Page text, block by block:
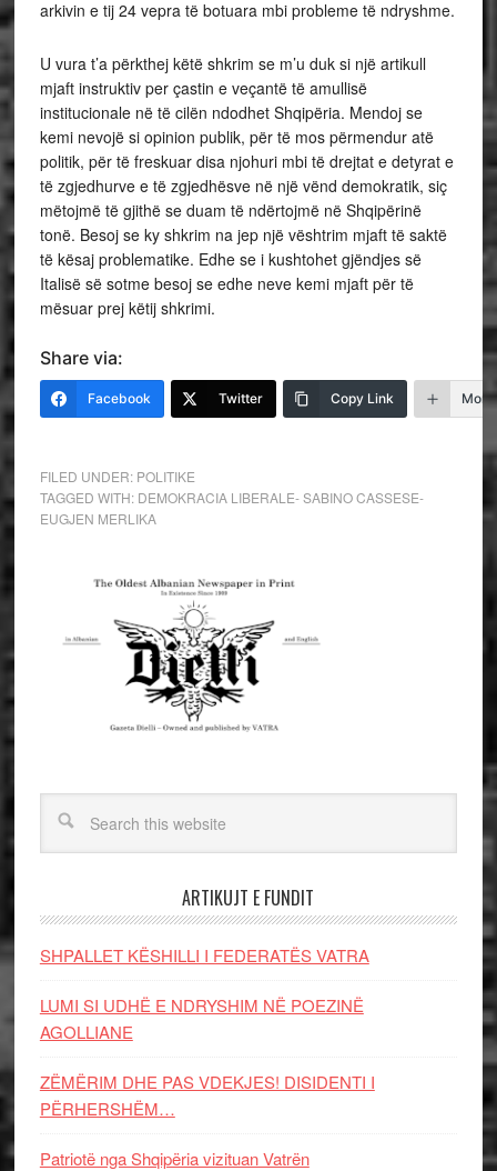
arkivin e tij 24 vepra të botuara mbi probleme të ndryshme.
U vura t’a përkthej këtë shkrim se m’u duk si një artikull
mjaft instruktiv per çastin e veçantë të amullisë
institucionale në të cilën ndodhet Shqipëria. Mendoj se
kemi nevojë si opinion publik, për të mos përmendur atë
politik, për të freskuar disa njohuri mbi të drejtat e detyrat e
të zgjedhurve e të zgjedhësve në një vënd demokratik, siç
mëtojmë të gjithë se duam të ndërtojmë në Shqipërinë
tonë. Besoj se ky shkrim na jep një vështrim mjaft të saktë
të kësaj problematike. Edhe se i kushtohet gjëndjes së
Italisë së sotme besoj se edhe neve kemi mjaft për të
mësuar prej këtij shkrimi.
Share via:
Facebook Twitter Copy Link More
FILED UNDER: POLITIKE
TAGGED WITH: DEMOKRACIA LIBERALE- SABINO CASSESE-
EUGJEN MERLIKA
ARTIKUJT E FUNDIT
SHPALLET KËSHILLI I FEDERATËS VATRA
LUMI SI UDHË E NDRYSHIM NË POEZINË
AGOLLIANE
ZËMËRIM DHE PAS VDEKJES! DISIDENTI I
PËRHERSHËM…
Patriotë nga Shqipëria vizituan Vatrën